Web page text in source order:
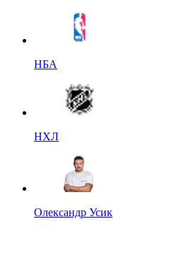
НБА
НХЛ
Олександр Усик